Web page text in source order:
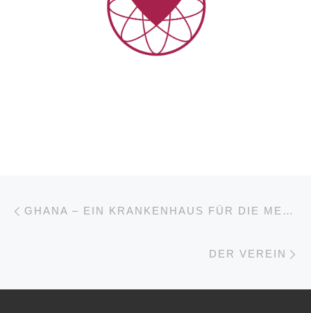
Post navigation GHANA – EIN KRANKENHAUS FÜR DIE MENSCHEN IN KULMASA
DER VEREIN